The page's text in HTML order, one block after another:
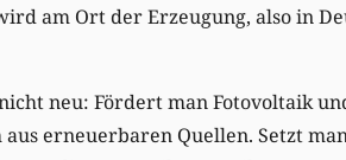
am Ort der Erzeugung, also in
neu: Fördert man Fotovoltaik
erneuerbaren Quellen. Setzt